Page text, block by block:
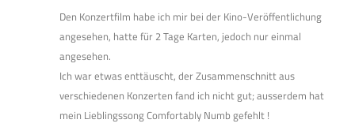
Den Konzertfilm habe ich mir bei der Kino-Veröffentlichung
angesehen, hatte für 2 Tage Karten, jedoch nur einmal
angesehen.
Ich war etwas enttäuscht, der Zusammenschnitt aus
verschiedenen Konzerten fand ich nicht gut; ausserdem hat
mein Lieblingssong Comfortably Numb gefehlt !